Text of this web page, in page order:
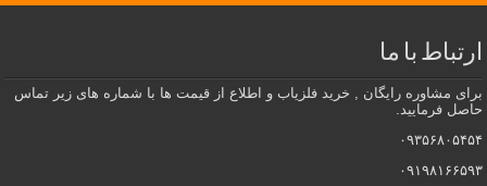
ارتباط با ما
برای مشاوره رایگان , خرید فلزیاب و اطلاع از قیمت ها با شماره های زیر تماس
حاصل فرمایید.
۰۹۳۵۶۸۰۵۴۵۴
۰۹۱۹۸۱۶۶۵۹۳